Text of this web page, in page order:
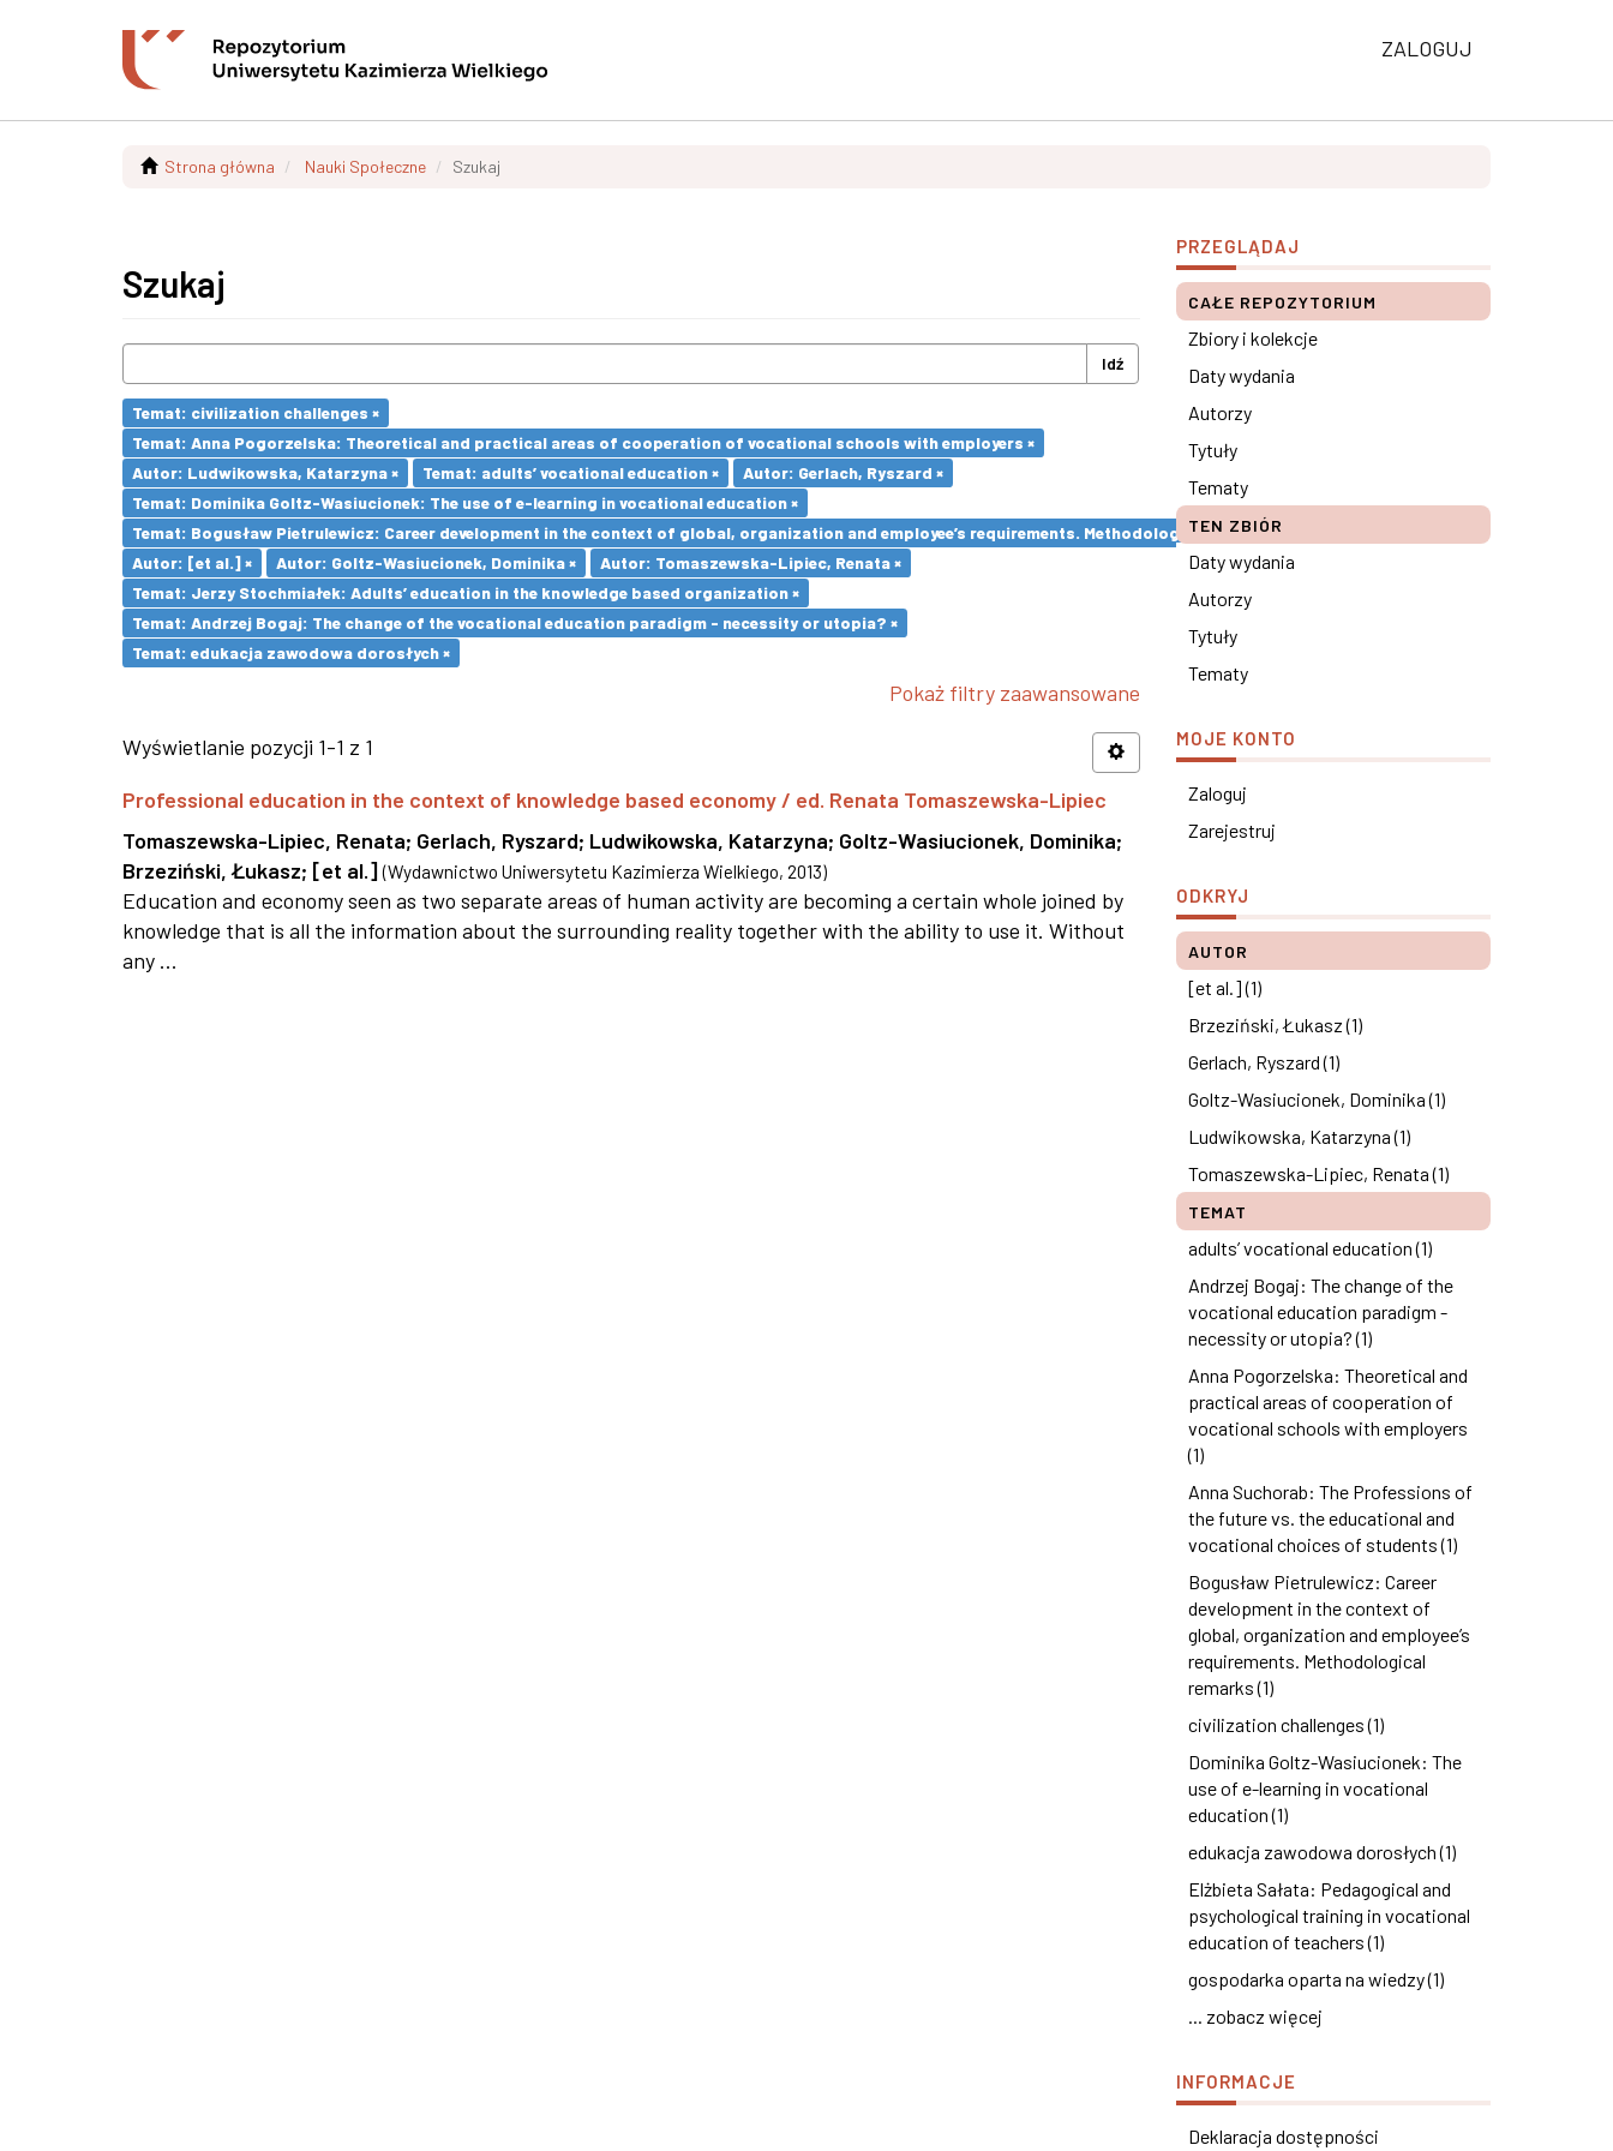
ZALOGUJ
Strona główna Nauki Społeczne Szukaj
Szukaj
Idź
Temat: civilization challenges ×
Temat: Anna Pogorzelska: Theoretical and practical areas of cooperation of vocational schools with employers ×
Autor: Ludwikowska, Katarzyna ×
Temat: adults’ vocational education ×
Autor: Gerlach, Ryszard ×
Temat: Dominika Goltz-Wasiucionek: The use of e-learning in vocational education ×
Temat: Bogusław Pietrulewicz: Career development in the context of global, organization and employee’s requirements. Methodological remarks ×
Autor: [et al.] ×
Autor: Goltz-Wasiucionek, Dominika ×
Autor: Tomaszewska-Lipiec, Renata ×
Temat: Jerzy Stochmiałek: Adults’ education in the knowledge based organization ×
Temat: Andrzej Bogaj: The change of the vocational education paradigm - necessity or utopia? ×
Temat: edukacja zawodowa dorosłych ×
Pokaż filtry zaawansowane
Wyświetlanie pozycji 1-1 z 1
Professional education in the context of knowledge based economy / ed. Renata Tomaszewska-Lipiec
Tomaszewska-Lipiec, Renata; Gerlach, Ryszard; Ludwikowska, Katarzyna; Goltz-Wasiucionek, Dominika;
Brzeziński, Łukasz; [et al.] (Wydawnictwo Uniwersytetu Kazimierza Wielkiego, 2013)
Education and economy seen as two separate areas of human activity are becoming a certain whole joined by
knowledge that is all the information about the surrounding reality together with the ability to use it. Without
any ...
PRZEGLĄDAJ
CAŁE REPOZYTORIUM
Zbiory i kolekcje
Daty wydania
Autorzy
Tytuły
Tematy
TEN ZBIÓR
Daty wydania
Autorzy
Tytuły
Tematy
MOJE KONTO
Zaloguj
Zarejestruj
ODKRYJ
AUTOR
[et al.] (1)
Brzeziński, Łukasz (1)
Gerlach, Ryszard (1)
Goltz-Wasiucionek, Dominika (1)
Ludwikowska, Katarzyna (1)
Tomaszewska-Lipiec, Renata (1)
TEMAT
adults’ vocational education (1)
Andrzej Bogaj: The change of the
vocational education paradigm -
necessity or utopia? (1)
Anna Pogorzelska: Theoretical and
practical areas of cooperation of
vocational schools with employers
(1)
Anna Suchorab: The Professions of
the future vs. the educational and
vocational choices of students (1)
Bogusław Pietrulewicz: Career
development in the context of
global, organization and employee’s
requirements. Methodological
remarks (1)
civilization challenges (1)
Dominika Goltz-Wasiucionek: The
use of e-learning in vocational
education (1)
edukacja zawodowa dorosłych (1)
Elżbieta Sałata: Pedagogical and
psychological training in vocational
education of teachers (1)
gospodarka oparta na wiedzy (1)
... zobacz więcej
INFORMACJE
Deklaracja dostępności